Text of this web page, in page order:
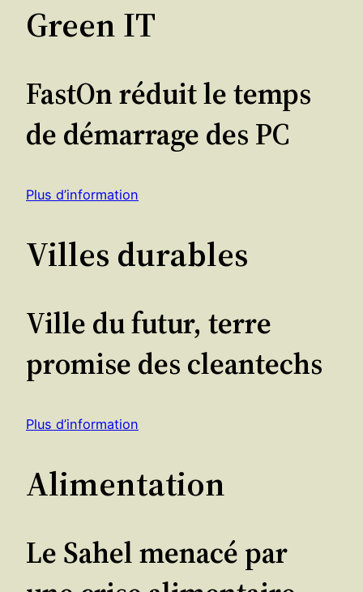
Green IT
FastOn réduit le temps
de démarrage des PC
Plus d’information
Villes durables
Ville du futur, terre
promise des cleantechs
Plus d’information
Alimentation
Le Sahel menacé par